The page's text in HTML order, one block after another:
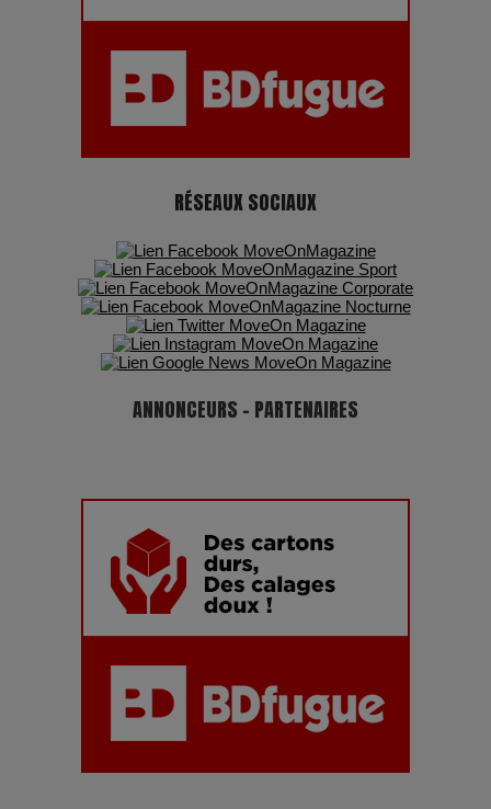
montagnes, une fête à ne pas manquer
RÉSEAUX SOCIAUX
ANNONCEURS - PARTENAIRES